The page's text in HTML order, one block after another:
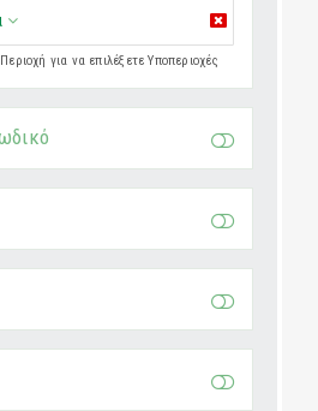
για να επιλέξετε Υποπεριοχές